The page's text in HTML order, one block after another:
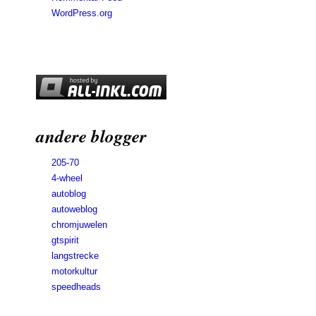
WordPress.org
andere blogger
205-70
4-wheel
autoblog
autoweblog
chromjuwelen
gtspirit
langstrecke
motorkultur
speedheads